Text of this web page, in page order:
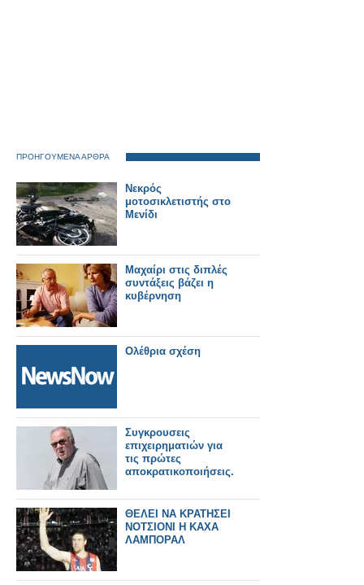
ΠΡΟΗΓΟΥΜΕΝΑ ΑΡΘΡΑ
Νεκρός
μοτοσικλετιστής στο
Μενίδι
Μαχαίρι στις διπλές
συντάξεις βάζει η
κυβέρνηση
Ολέθρια σχέση
Συγκρουσεις
επιχειρηματιών για
τις πρώτες
αποκρατικοποιήσεις.
ΘΕΛΕΙ ΝΑ ΚΡΑΤΗΣΕΙ
ΝΟΤΣΙΟΝΙ Η ΚΑΧΑ
ΛΑΜΠΟΡΑΛ